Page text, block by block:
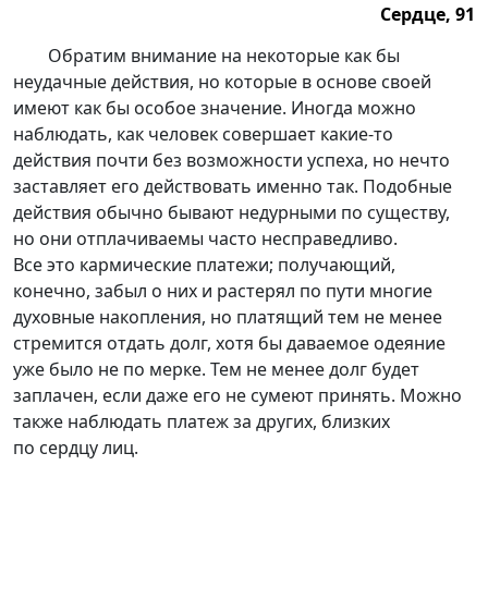
Сердце, 91
Сердце, 91.
Обратим внимание на некоторые как бы
неудачные действия, но которые в основе своей
имеют как бы особое значение. Иногда можно
наблюдать, как человек совершает какие-то
действия почти без возможности успеха, но нечто
заставляет его действовать именно так. Подобные
действия обычно бывают недурными по существу,
но они отплачиваемы часто несправедливо.
Все это кармические платежи; получающий,
конечно, забыл о них и растерял по пути многие
духовные накопления, но платящий тем не менее
стремится отдать долг, хотя бы даваемое одеяние
уже было не по мерке. Тем не менее долг будет
заплачен, если даже его не сумеют принять. Можно
также наблюдать платеж за других, близких
по сердцу лиц.